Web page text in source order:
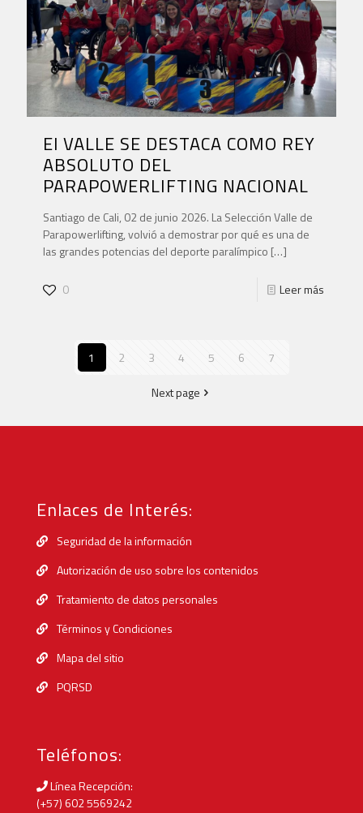
El VALLE SE DESTACA COMO REY
ABSOLUTO DEL
PARAPOWERLIFTING NACIONAL
Santiago de Cali, 02 de junio 2026. La Selección Valle de
Parapowerlifting, volvió a demostrar por qué es una de
las grandes potencias del deporte paralímpico […]
0 Leer más
1 2 3 4 5 6 7
Next page
Enlaces de Interés:
Seguridad de la información
Autorización de uso sobre los contenidos
Tratamiento de datos personales
Términos y Condiciones
Mapa del sitio
PQRSD
Teléfonos:
Línea Recepción:
(+57) 602 5569242